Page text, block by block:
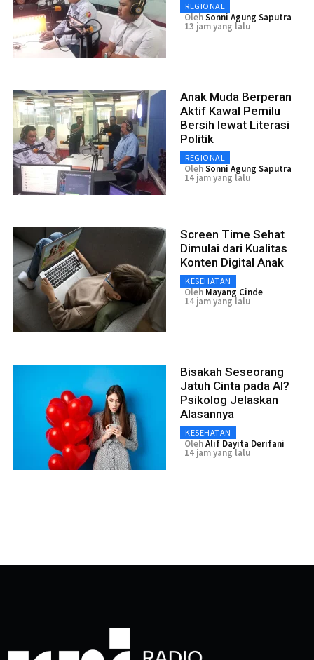
REGIONAL
OlehSonni Agung Saputra
13 jam yang lalu
Anak Muda Berperan
Aktif Kawal Pemilu
Bersih lewat Literasi
Politik
REGIONAL
OlehSonni Agung Saputra
14 jam yang lalu
Screen Time Sehat
Dimulai dari Kualitas
Konten Digital Anak
KESEHATAN
Oleh Mayang Cinde
14 jam yang lalu
Bisakah Seseorang
Jatuh Cinta pada AI?
Psikolog Jelaskan
Alasannya
KESEHATAN
OlehAlif Dayita Derifani
14 jam yang lalu